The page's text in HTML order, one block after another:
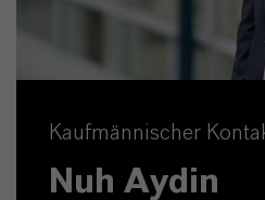
Kaufmännischer
Nuh Aydin